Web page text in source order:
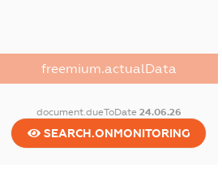
freemium.actualData
document.dueToDate 24.06.26
SEARCH.ONMONITORING